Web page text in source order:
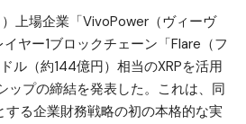
上場企業「VivoPower（ヴィーヴ
イヤー1ブロックチェーン「Flare（フ
ル（約144億円）相当のXRPを活用
ップの締結を発表した。これは、同
する企業財務戦略の初の本格的な実